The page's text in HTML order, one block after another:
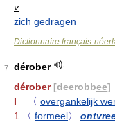
v
zich gedragen
Dictionnaire français-
7
dérober
dérober [deerobbee]
I
〈 overgankelijk
1
〈 formeel〉